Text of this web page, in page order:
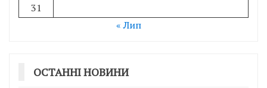
31
« Лип
ОСТАННІ НОВИНИ